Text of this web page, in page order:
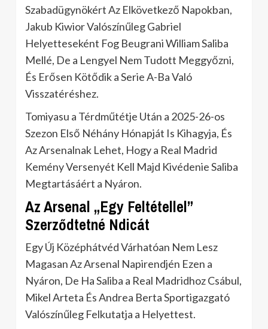
Szabadügynökért Az Elkövetkező Napokban,
Jakub Kiwior Valószínűleg Gabriel
Helyetteseként Fog Beugrani William Saliba
Mellé, De a Lengyel Nem Tudott Meggyőzni,
És Erősen Kötődik a Serie A-Ba Való
Visszatéréshez.
Tomiyasu a Térdműtétje Után a 2025-26-os
Szezon Első Néhány Hónapját Is Kihagyja, És
Az Arsenalnak Lehet, Hogy a Real Madrid
Kemény Versenyét Kell Majd Kivédenie Saliba
Megtartásáért a Nyáron.
Az Arsenal „Egy Feltétellel”
Szerződtetné Ndicát
Egy Új Középhátvéd Várhatóan Nem Lesz
Magasan Az Arsenal Napirendjén Ezen a
Nyáron, De Ha Saliba a Real Madridhoz Csábul,
Mikel Arteta És Andrea Berta Sportigazgató
Valószínűleg Felkutatja a Helyettest.